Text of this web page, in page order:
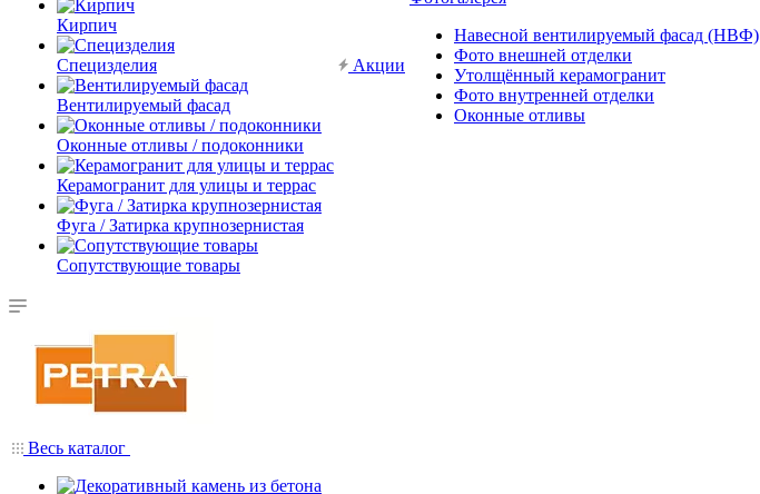
Кирпич
Специзделия
Вентилируемый фасад
Оконные отливы / подоконники
Керамогранит для улицы и террас
Фуга / Затирка крупнозернистая
Сопутствующие товары
Акции
Навесной вентилируемый фасад (НВФ)
Фото внешней отделки
Утолщённый керамогранит
Фото внутренней отделки
Оконные отливы
Весь каталог